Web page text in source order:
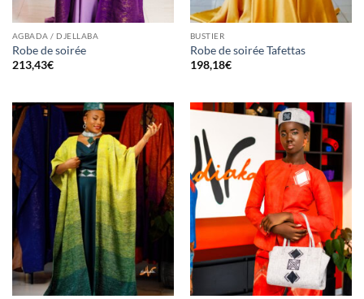
AGBADA / DJELLABA
Robe de soirée
213,43€
BUSTIER
Robe de soirée Tafettas
198,18€